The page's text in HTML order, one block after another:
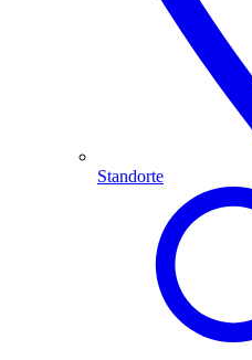
Standorte